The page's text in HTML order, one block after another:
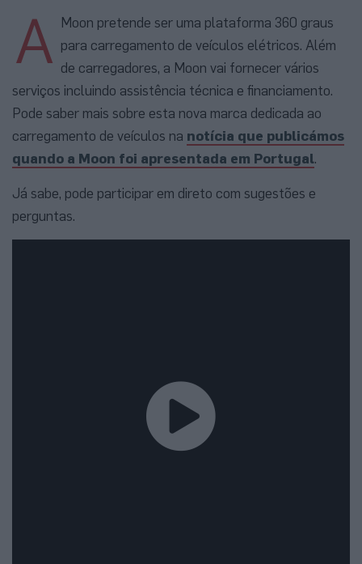
A
Moon pretende ser uma plataforma 360 graus
para carregamento de veículos elétricos. Além
de carregadores, a Moon vai fornecer vários
serviços incluindo assistência técnica e financiamento.
Pode saber mais sobre esta nova marca dedicada ao
carregamento de veículos na notícia que publicámos
quando a Moon foi apresentada em Portugal.
Já sabe, pode participar em direto com sugestões e
perguntas.